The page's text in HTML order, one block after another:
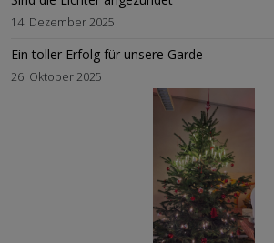
14. Dezember 2025
Ein toller Erfolg für unsere Garde
26. Oktober 2025